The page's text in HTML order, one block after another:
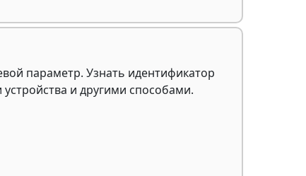
параметр. Узнать идентификатор
и другими способами.